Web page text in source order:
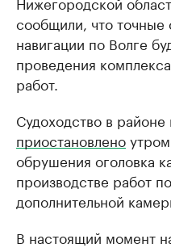
сообщили, что точные
навигации по Волге
проведения
работ.
Судоходство в
приостановлено
обрушения оголовка
производстве работ
дополнительной
В настоящий момент